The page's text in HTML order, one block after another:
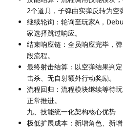
2个道具，子弹由实弹反转为空
继续轮询：轮询至玩家A，
家选择跳过响应。
结束响应链：全员响应完毕，
段流程。
最终射击结算：以空弹结果判
击杀、无自射额外行动奖励。
流程回归：流程模块继续等待
正常推进。
九、技能统一化架构核心优势
极低扩展成本：新增角色、新